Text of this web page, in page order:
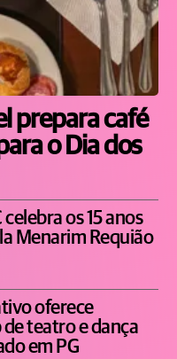
prepara café
o Dia dos
celebra os 15 anos
Menarim Requião
oferece
teatro e dança
em PG